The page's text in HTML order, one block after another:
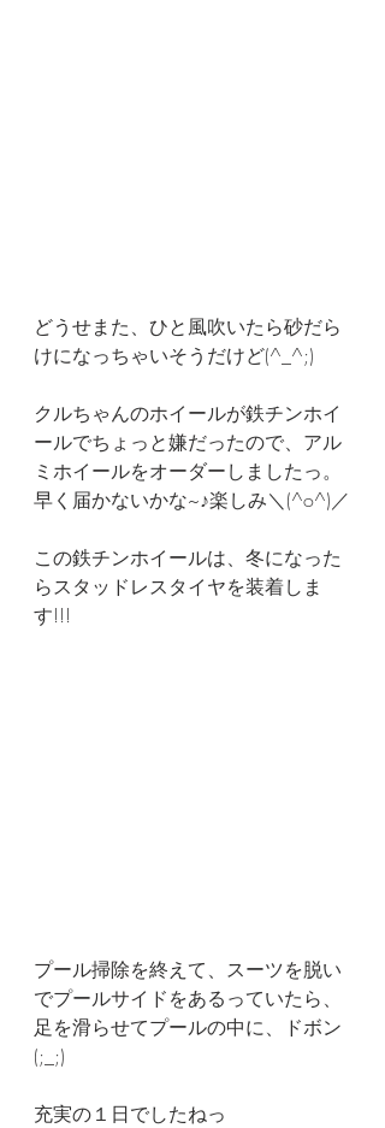
どうせまた、ひと風吹いたら砂だら
けになっちゃいそうだけど(^_^;)
クルちゃんのホイールが鉄チンホイ
ールでちょっと嫌だったので、アル
ミホイールをオーダーしましたっ。
早く届かないかな~♪楽しみ＼(^o^)／
この鉄チンホイールは、冬になった
らスタッドレスタイヤを装着しま
す!!!
プール掃除を終えて、スーツを脱い
でプールサイドをあるっていたら、
足を滑らせてプールの中に、ドボン
(;_;)
充実の１日でしたねっ